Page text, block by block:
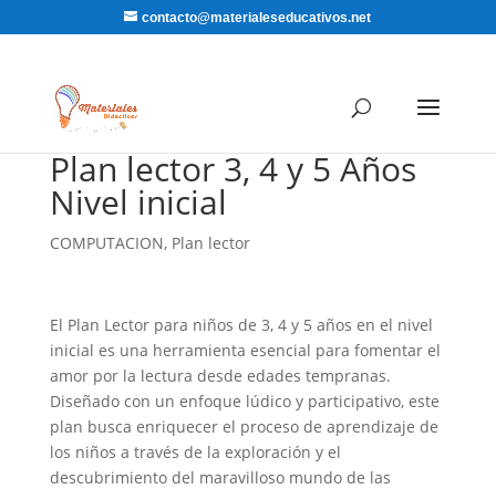
contacto@materialeseducativos.net
Plan lector 3, 4 y 5 Años
Nivel inicial
COMPUTACION, Plan lector
El Plan Lector para niños de 3, 4 y 5 años en el nivel
inicial es una herramienta esencial para fomentar el
amor por la lectura desde edades tempranas.
Diseñado con un enfoque lúdico y participativo, este
plan busca enriquecer el proceso de aprendizaje de
los niños a través de la exploración y el
descubrimiento del maravilloso mundo de las